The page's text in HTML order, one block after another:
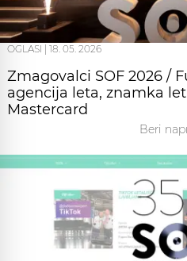
OGLASI 18. 05. 2026
Zmagovalci SOF 2026 /
agencija leta, znamka
Mastercard
Beri